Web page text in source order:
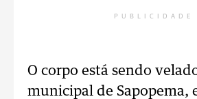
PUBLICIDADE
O corpo está sendo
municipal de Sapopema,